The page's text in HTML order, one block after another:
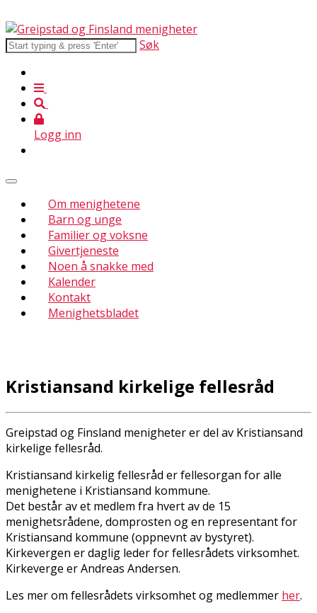
Søk
Logg inn
Om menighetene
Barn og unge
Familier og voksne
Givertjeneste
Noen å snakke med
Kalender
Kontakt
Menighetsbladet
Kristiansand kirkelige fellesråd
Greipstad og Finsland menigheter er del av Kristiansand
kirkelige fellesråd.
Kristiansand kirkelig fellesråd er fellesorgan for alle
menighetene i Kristiansand kommune.
Det består av et medlem fra hvert av de 15
menighetsrådene, domprosten og en representant for
Kristiansand kommune (oppnevnt av bystyret).
Kirkevergen er daglig leder for fellesrådets virksomhet.
Kirkeverge er Andreas Andersen.
Les mer om fellesrådets virksomhet og medlemmer her.